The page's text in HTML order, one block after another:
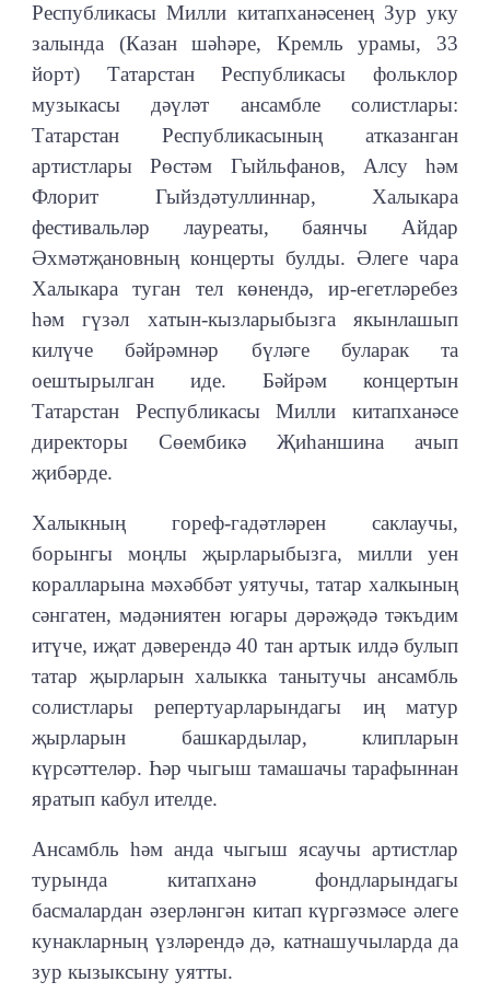
Республикасы Милли китапханәсенең Зур уку
залында (Казан шәһәре, Кремль урамы, 33
йорт) Татарстан Республикасы фольклор
музыкасы дәүләт ансамбле солистлары:
Татарстан Республикасының атказанган
артистлары Рөстәм Гыйльфанов, Алсу һәм
Флорит Гыйздәтуллиннар, Халыкара
фестивальләр лауреаты, баянчы Айдар
Әхмәтҗановның концерты булды. Әлеге чара
Халыкара туган тел көнендә, ир-егетләребез
һәм гүзәл хатын-кызларыбызга якынлашып
килүче бәйрәмнәр бүләге буларак та
оештырылган иде. Бәйрәм концертын
Татарстан Республикасы Милли китапханәсе
директоры Сөембикә Җиһаншина ачып
җибәрде.
Халыкның гореф-гадәтләрен саклаучы,
борынгы моңлы җырларыбызга, милли уен
коралларына мәхәббәт уятучы, татар халкының
сәнгатен, мәдәниятен югары дәрәҗәдә тәкъдим
итүче, иҗат дәверендә 40 тан артык илдә булып
татар җырларын халыкка танытучы ансамбль
солистлары репертуарларындагы иң матур
җырларын башкардылар, клипларын
күрсәттеләр. Һәр чыгыш тамашачы тарафыннан
яратып кабул ителде.
Ансамбль һәм анда чыгыш ясаучы артистлар
турында китапханә фондларындагы
басмалардан әзерләнгән китап күргәзмәсе әлеге
кунакларның үзләрендә дә, катнашучыларда да
зур кызыксыну уятты.